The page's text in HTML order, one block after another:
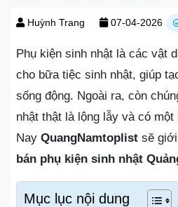
Huỳnh Trang 07-04-2026
Phụ kiện sinh nhật là các vật
cho bữa tiệc sinh nhật, giúp
sống động. Ngoài ra, còn
nhật thật là lộng lẫy và có
Nay QuangNamtoplist sẽ
bán phụ kiện sinh nhật
Mục lục nội dung